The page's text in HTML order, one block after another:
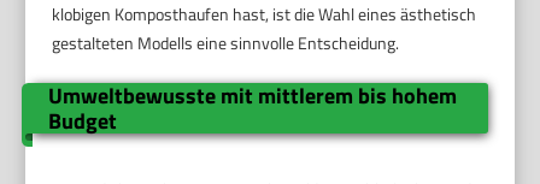
klobigen Komposthaufen hast, ist die Wahl eines ästhetisch
gestalteten Modells eine sinnvolle Entscheidung.
Umweltbewusste mit mittlerem bis hohem
Budget